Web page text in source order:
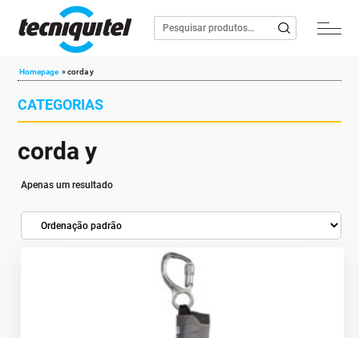
Homepage »corda y
CATEGORIAS
corda y
Apenas um resultado